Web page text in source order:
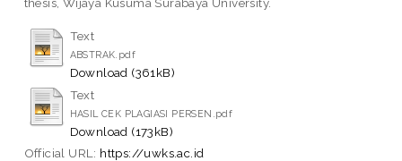
Text
ABSTRAK.pdf
Download (361kB)
Text
HASIL CEK PLAGIASI PERSEN.pdf
Download (173kB)
Official URL: https://uwks.ac.id